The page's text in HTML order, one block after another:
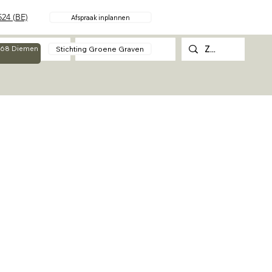
Over Contact
Diemen Stichting Groene Graven
(BE) Afspraak inplannen